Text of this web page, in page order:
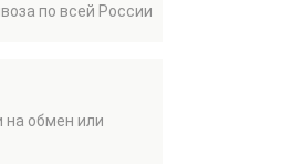
по всей России
на обмен или